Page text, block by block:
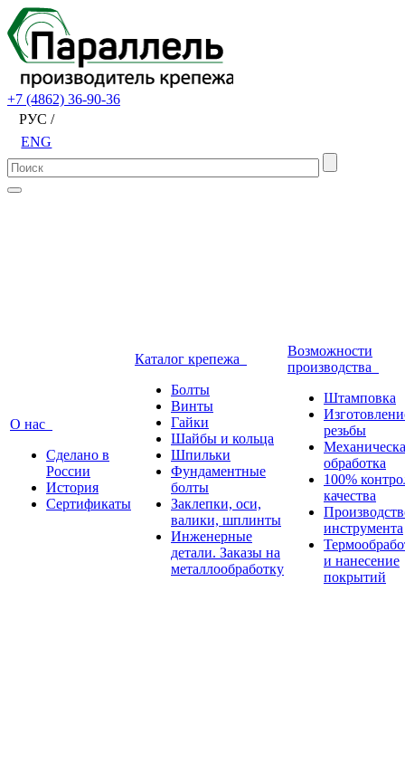
+7 (4862) 36-90-36
РУС /
ENG
О нас
Сделано в
России
История
Сертификаты
Каталог крепежа
Болты
Винты
Гайки
Шайбы и кольца
Шпильки
Фундаментные
болты
Заклепки, оси,
валики, шплинты
Инженерные
детали. Заказы на
металлообработку
Возможности
производства
Штамповка
резьбы
обработка
100%
качества
инструмента
и нанесение
покрытий